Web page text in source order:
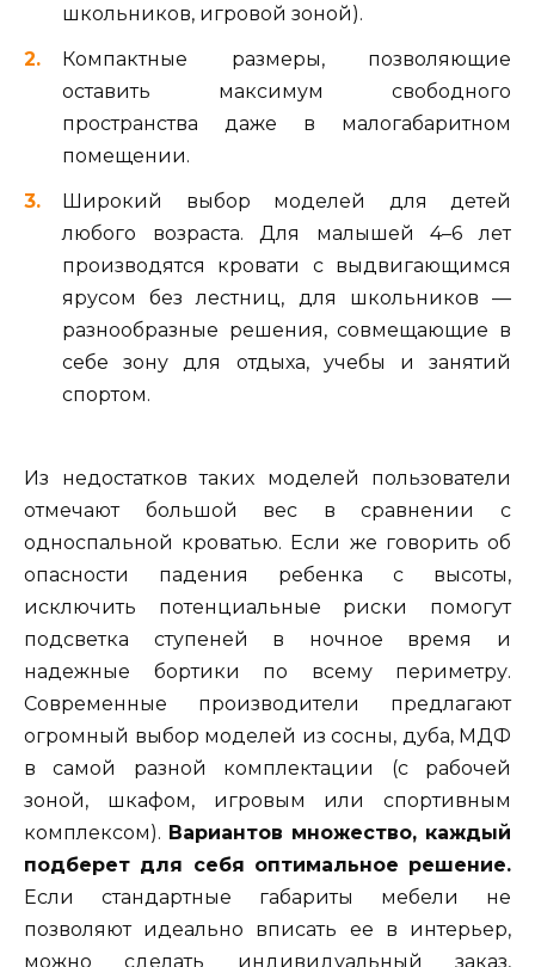
школьников, игровой зоной).
Компактные размеры, позволяющие
оставить максимум свободного
пространства даже в малогабаритном
помещении.
Широкий выбор моделей для детей
любого возраста. Для малышей 4–6 лет
производятся кровати с выдвигающимся
ярусом без лестниц, для школьников —
разнообразные решения, совмещающие в
себе зону для отдыха, учебы и занятий
спортом.
Из недостатков таких моделей пользователи
отмечают большой вес в сравнении с
односпальной кроватью. Если же говорить об
опасности падения ребенка с высоты,
исключить потенциальные риски помогут
подсветка ступеней в ночное время и
надежные бортики по всему периметру.
Современные производители предлагают
огромный выбор моделей из сосны, дуба, МДФ
в самой разной комплектации (с рабочей
зоной, шкафом, игровым или спортивным
комплексом). Вариантов множество, каждый
подберет для себя оптимальное решение.
Если стандартные габариты мебели не
позволяют идеально вписать ее в интерьер,
можно сделать индивидуальный заказ,